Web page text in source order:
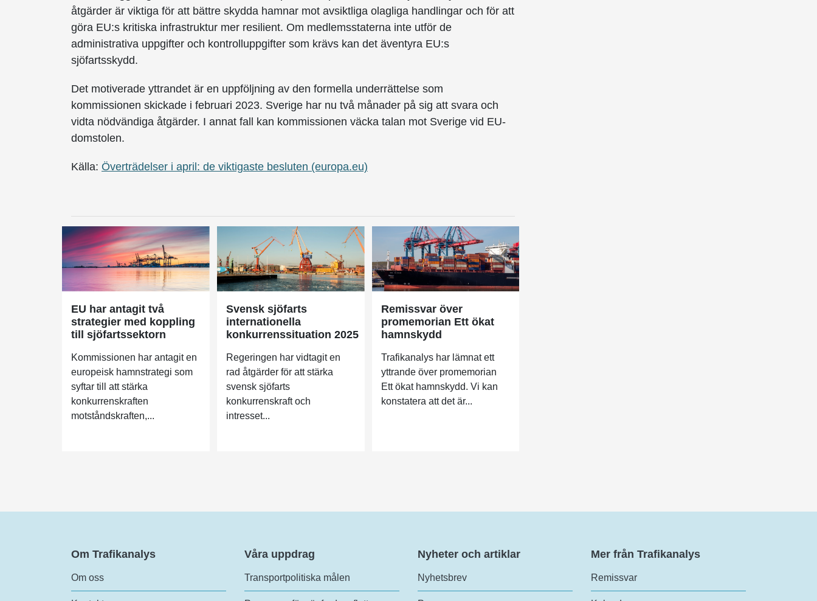
åtgärder är viktiga för att bättre skydda hamnar mot avsiktliga olagliga handlingar och för att
göra EU:s kritiska infrastruktur mer resilient. Om medlemsstaterna inte utför de
administrativa uppgifter och kontrolluppgifter som krävs kan det äventyra EU:s
sjöfartsskydd.
Det motiverade yttrandet är en uppföljning av den formella underrättelse som
kommissionen skickade i februari 2023. Sverige har nu två månader på sig att svara och
vidta nödvändiga åtgärder. I annat fall kan kommissionen väcka talan mot Sverige vid EU-
domstolen.
Källa: Överträdelser i april: de viktigaste besluten (europa.eu)
EU har antagit två
strategier med koppling
till sjöfartssektorn
Kommissionen har antagit en
europeisk hamnstrategi som
syftar till att stärka
konkurrenskraften
motståndskraften,...
Svensk sjöfarts
internationella
konkurrenssituation 2025
Regeringen har vidtagit en
rad åtgärder för att stärka
svensk sjöfarts
konkurrenskraft och
intresset...
Remissvar över
promemorian Ett ökat
hamnskydd
Trafikanalys har lämnat ett
yttrande över promemorian
Ett ökat hamnskydd. Vi kan
konstatera att det är...
Om Trafikanalys
Om oss
Våra uppdrag
Transportpolitiska målen
Nyheter och artiklar
Nyhetsbrev
Mer från Trafikanalys
Remissvar